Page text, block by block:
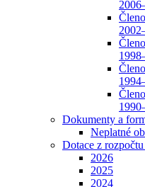
Dokumenty a
Neplatné
Dotace z
2026
2025
2024